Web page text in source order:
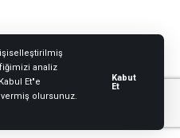
analiz
Et"e
vermiş olursunuz.
Kabut
Et